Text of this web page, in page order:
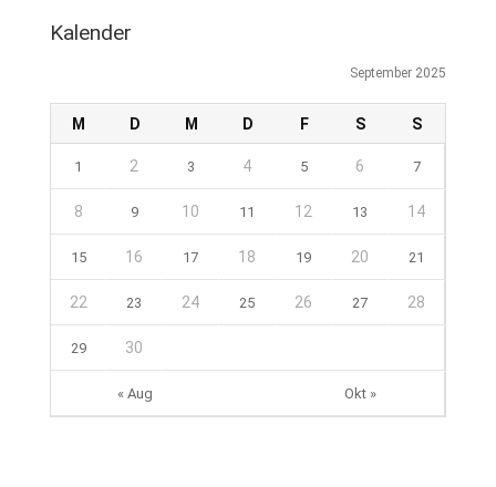
Kalender
September 2025
M D M D F S S
« Aug Okt »
1 2 3 4 5 6 7
8 9 10 11 12 13 14
15 16 17 18 19 20 21
22 23 24 25 26 27 28
29 30